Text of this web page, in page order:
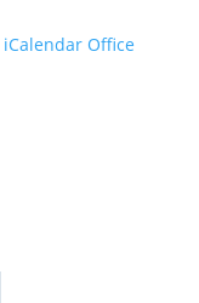
iCalendar Office